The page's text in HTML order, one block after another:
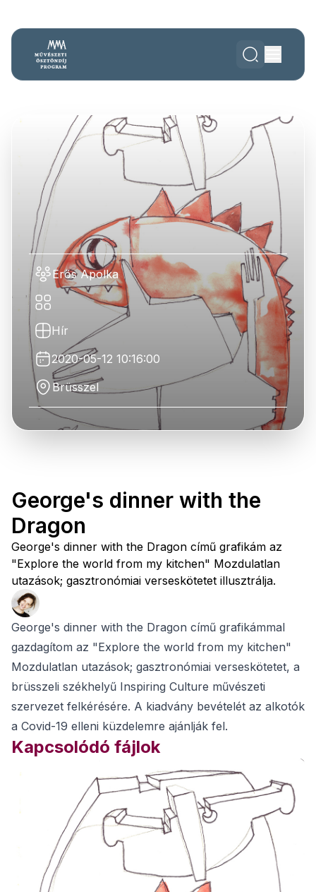
Erős Apolka
Hír
2020-05-12 10:16:00
Brüsszel
George's dinner with the
Dragon
George's dinner with the Dragon című grafikám az
"Explore the world from my kitchen" Mozdulatlan
utazások; gasztronómiai verseskötetet illusztrálja.
George's dinner with the Dragon című grafikámmal
gazdagítom az "Explore the world from my kitchen"
Mozdulatlan utazások; gasztronómiai verseskötetet, a
brüsszeli székhelyű Inspiring Culture művészeti
szervezet felkérésére. A kiadvány bevételét az alkotók
a Covid-19 elleni küzdelemre ajánlják fel.
Kapcsolódó fájlok